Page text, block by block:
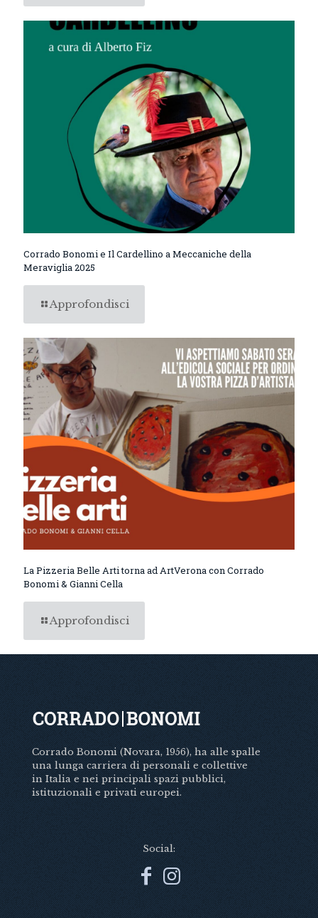
Corrado Bonomi e Il Cardellino a Meccaniche della
Meraviglia 2025
Approfondisci
La Pizzeria Belle Arti torna ad ArtVerona con Corrado
Bonomi & Gianni Cella
Approfondisci
Corrado Bonomi (Novara, 1956), ha alle spalle
una lunga carriera di personali e collettive
in Italia e nei principali spazi pubblici,
istituzionali e privati europei.
Social: